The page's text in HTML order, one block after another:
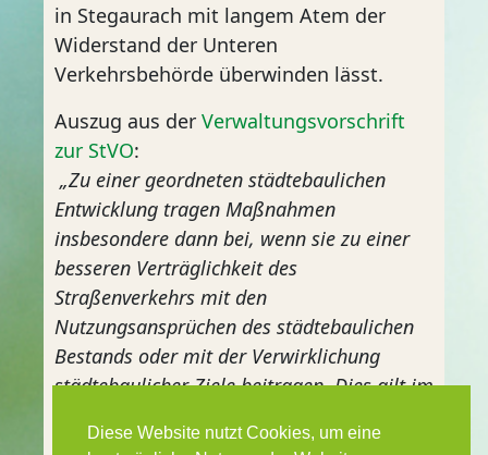
in Stegaurach mit langem Atem der
Widerstand der Unteren
Verkehrsbehörde überwinden lässt.
Auszug aus der Verwaltungsvorschrift
zur StVO:
„Zu einer geordneten städtebaulichen
Entwicklung tragen Maßnahmen
insbesondere dann bei, wenn sie zu einer
besseren Verträglichkeit des
Straßenverkehrs mit den
Nutzungsansprüchen des städtebaulichen
Bestands oder mit der Verwirklichung
städtebaulicher Ziele beitragen. Dies gilt im
Innenbereich. Die städtebaulichen Ziele
Diese Website nutzt Cookies, um eine